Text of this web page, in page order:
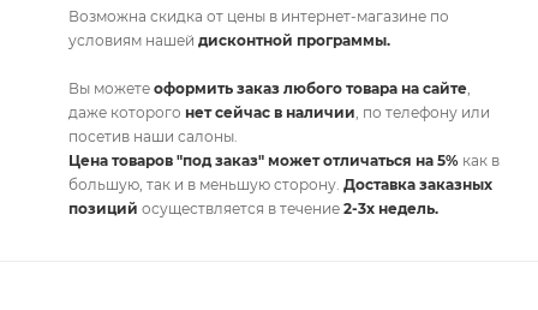
Возможна скидка от цены в интернет-магазине по
условиям нашей дисконтной программы.
Вы можете оформить заказ любого товара на сайте,
даже которого нет сейчас в наличии, по телефону или
посетив наши салоны.
Цена товаров "под заказ" может отличаться на 5% как в
большую, так и в меньшую сторону. Доставка заказных
позиций осуществляется в течение 2-3х недель.